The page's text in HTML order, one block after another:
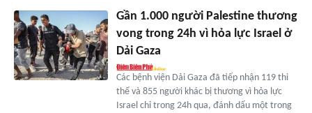
Gần 1.000 người Palestine thương
vong trong 24h vì hỏa lực Israel ở
Dải Gaza
Các bệnh viện Dải Gaza đã tiếp nhận 119 thi
thể và 855 người khác bị thương vì hỏa lực
Israel chỉ trong 24h qua, đánh dấu một trong